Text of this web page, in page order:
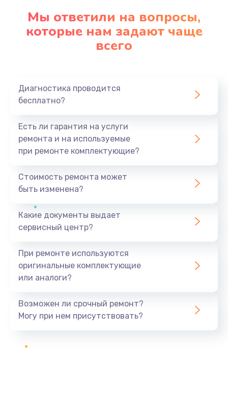
Мы ответили на вопросы,
которые нам задают чаще
всего
Диагностика проводится
бесплатно?
Есть ли гарантия на услуги
ремонта и на используемые
при ремонте комплектующие?
Стоимость ремонта может
быть изменена?
Какие документы выдает
сервисный центр?
При ремонте используются
оригинальные комплектующие
или аналоги?
Возможен ли срочный ремонт?
Могу при нем присутствовать?